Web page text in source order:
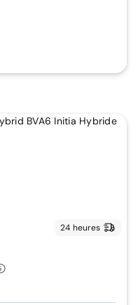
24 heures